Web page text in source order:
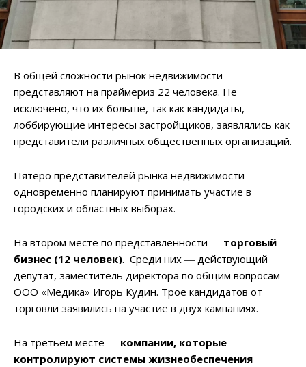
В общей сложности рынок недвижимости
представляют на праймериз 22 человека. Не
исключено, что их больше, так как кандидаты,
лоббирующие интересы застройщиков, заявлялись как
представители различных общественных организаций.
Пятеро представителей рынка недвижимости
одновременно планируют принимать участие в
городских и областных выборах.
На втором месте по представленности ― торговый
бизнес (12 человек). Среди них ― действующий
депутат, заместитель директора по общим вопросам
ООО «Медика» Игорь Кудин. Трое кандидатов от
торговли заявились на участие в двух кампаниях.
На третьем месте ― компании, которые
контролируют системы жизнеобеспечения